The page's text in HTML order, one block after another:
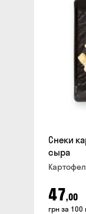
Снеки
сыра
47,00
грн за 100